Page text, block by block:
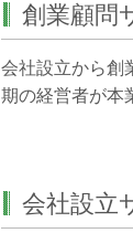
創業顧問
会社設立から創
期の経営者が本
会社設立